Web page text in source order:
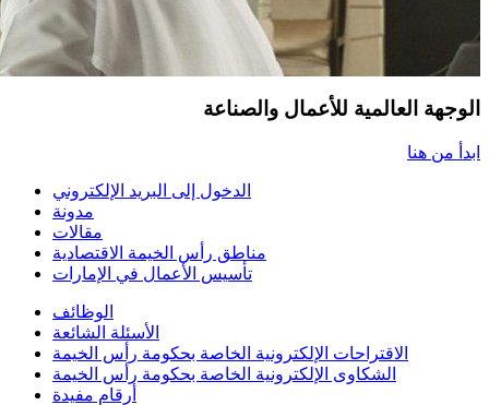
الوجهة العالمية للأعمال والصناعة
ابدأ من هنا
الدخول إلى البريد الإلكتروني
مدونة
مقالات
مناطق رأس الخيمة الاقتصادية
تأسيس الأعمال في الإمارات
الوظائف
الأسئلة الشائعة
الاقتراحات الإلكترونية الخاصة بحكومة رأس الخيمة
الشكاوى الإلكترونية الخاصة بحكومة رأس الخيمة
أرقام مفيدة